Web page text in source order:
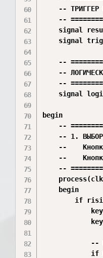
-- ТРИГГЕР
--
signal
signal
--
--
--
signal
begin
--
-- 1.
--
--
--
    begin
if
--
if